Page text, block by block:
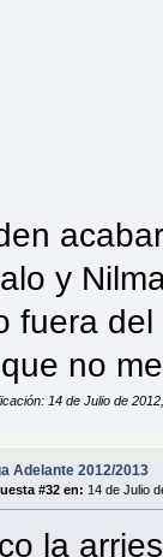
y
fuera
no
14 de Julio de
Adelante 2012/2013
#32 en: 14 de Julio
la